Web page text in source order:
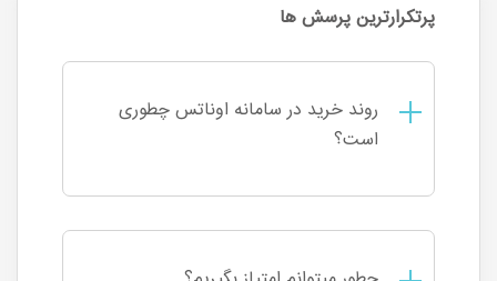
پرتکرارترین پرسش ها
روند خرید در سامانه اوناتس چطوری
است؟